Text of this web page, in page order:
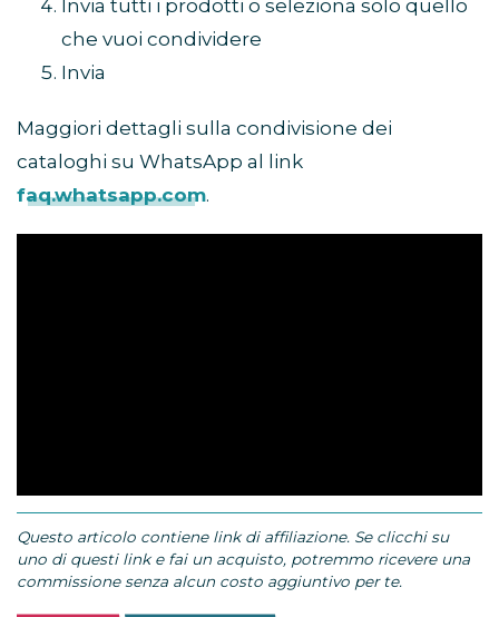
Invia tutti i prodotti o seleziona solo quello
che vuoi condividere
Invia
Maggiori dettagli sulla condivisione dei
cataloghi su WhatsApp al link
faq.whatsapp.com.
Questo articolo contiene link di affiliazione. Se clicchi su
uno di questi link e fai un acquisto, potremmo ricevere una
commissione senza alcun costo aggiuntivo per te.